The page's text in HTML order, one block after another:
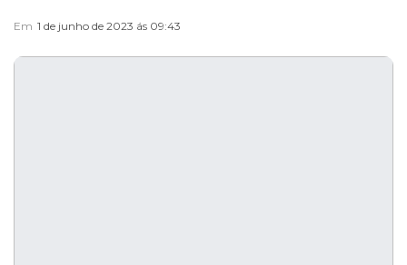
Em 1 de junho de 2023 ás 09:43